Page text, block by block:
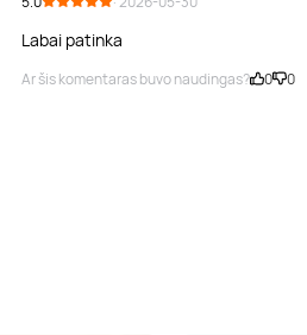
Labai patinka
Ar šis komentaras buvo naudingas? 0 0